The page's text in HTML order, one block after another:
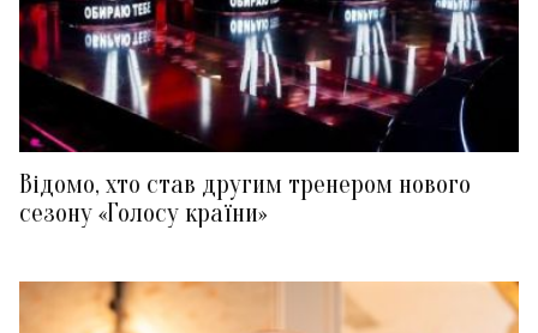
Відомо, хто став другим тренером нового
сезону «Голосу країни»